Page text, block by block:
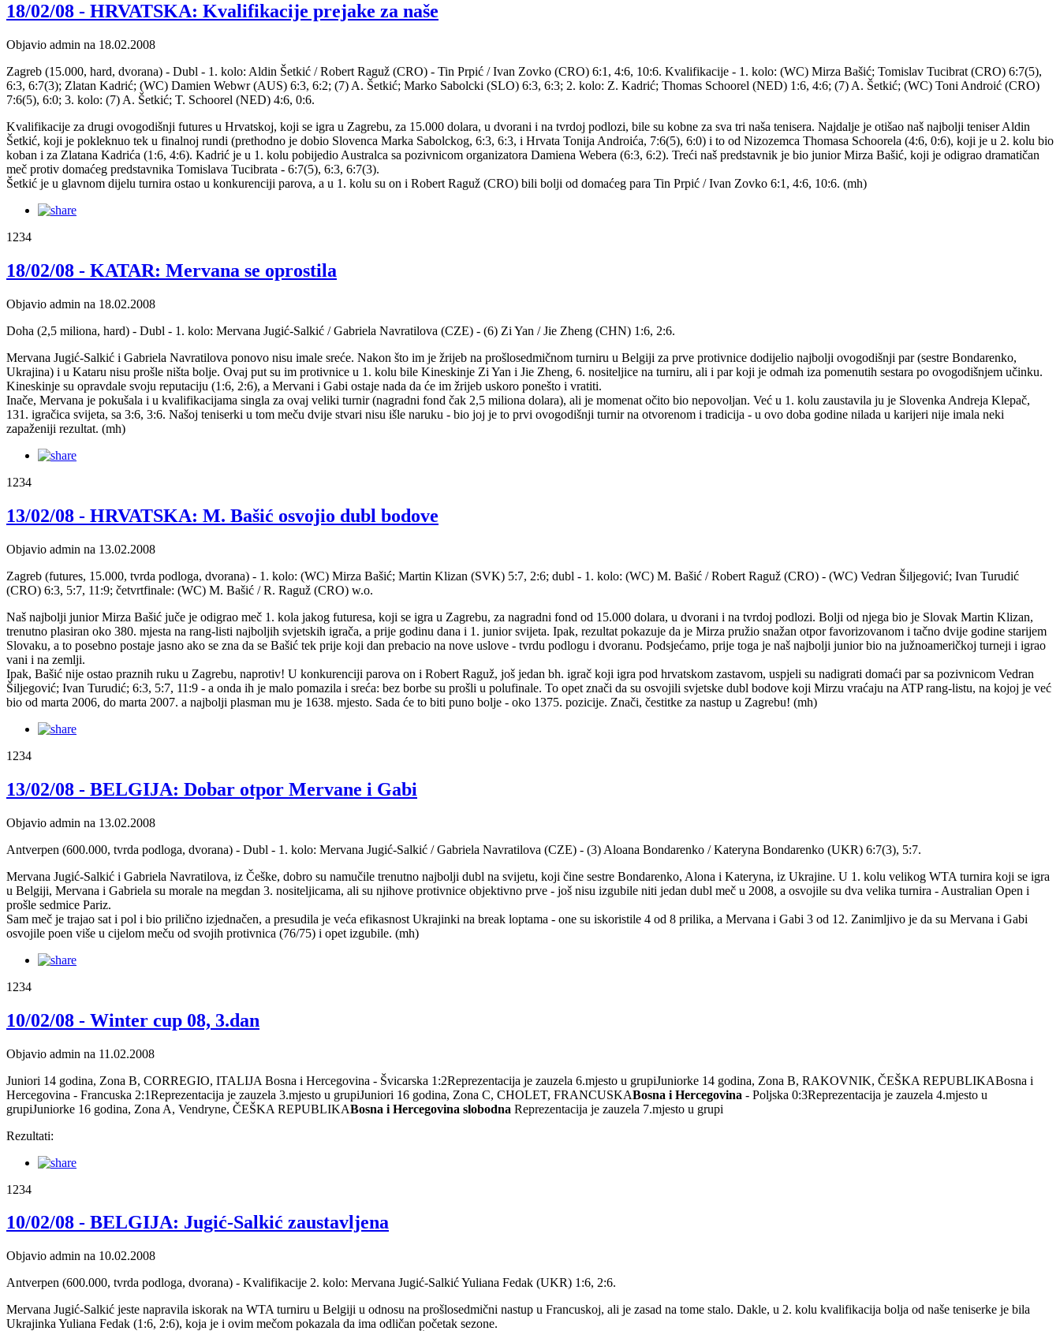
18/02/08 - HRVATSKA: Kvalifikacije prejake za naše
Objavio admin na 18.02.2008
Zagreb (15.000, hard, dvorana) - Dubl - 1. kolo: Aldin Šetkić / Robert Raguž (CRO) - Tin Prpić / Ivan Zovko (CRO) 6:1, 4:6, 10:6. Kvalifikacije - 1. kolo: (WC) Mirza Bašić; Tomislav Tucibrat (CRO) 6:7(5),
6:3, 6:7(3); Zlatan Kadrić; (WC) Damien Webwr (AUS) 6:3, 6:2; (7) A. Šetkić; Marko Sabolcki (SLO) 6:3, 6:3; 2. kolo: Z. Kadrić; Thomas Schoorel (NED) 1:6, 4:6; (7) A. Šetkić; (WC) Toni Androić (CRO)
7:6(5), 6:0; 3. kolo: (7) A. Šetkić; T. Schoorel (NED) 4:6, 0:6.
Kvalifikacije za drugi ovogodišnji futures u Hrvatskoj, koji se igra u Zagrebu, za 15.000 dolara, u dvorani i na tvrdoj podlozi, bile su kobne za sva tri naša tenisera. Najdalje je otišao naš najbolji teniser Aldin
Šetkić, koji je pokleknuo tek u finalnoj rundi (prethodno je dobio Slovenca Marka Sabolckog, 6:3, 6:3, i Hrvata Tonija Androića, 7:6(5), 6:0) i to od Nizozemca Thomasa Schoorela (4:6, 0:6), koji je u 2. kolu bio
koban i za Zlatana Kadrića (1:6, 4:6). Kadrić je u 1. kolu pobijedio Australca sa pozivnicom organizatora Damiena Webera (6:3, 6:2). Treći naš predstavnik je bio junior Mirza Bašić, koji je odigrao dramatičan
meč protiv domaćeg predstavnika Tomislava Tucibrata - 6:7(5), 6:3, 6:7(3).
Šetkić je u glavnom dijelu turnira ostao u konkurenciji parova, a u 1. kolu su on i Robert Raguž (CRO) bili bolji od domaćeg para Tin Prpić / Ivan Zovko 6:1, 4:6, 10:6. (mh)
1234
18/02/08 - KATAR: Mervana se oprostila
Objavio admin na 18.02.2008
Doha (2,5 miliona, hard) - Dubl - 1. kolo: Mervana Jugić-Salkić / Gabriela Navratilova (CZE) - (6) Zi Yan / Jie Zheng (CHN) 1:6, 2:6.
Mervana Jugić-Salkić i Gabriela Navratilova ponovo nisu imale sreće. Nakon što im je žrijeb na prošlosedmičnom turniru u Belgiji za prve protivnice dodijelio najbolji ovogodišnji par (sestre Bondarenko,
Ukrajina) i u Kataru nisu prošle ništa bolje. Ovaj put su im protivnice u 1. kolu bile Kineskinje Zi Yan i Jie Zheng, 6. nositeljice na turniru, ali i par koji je odmah iza pomenutih sestara po ovogodišnjem učinku.
Kineskinje su opravdale svoju reputaciju (1:6, 2:6), a Mervani i Gabi ostaje nada da će im žrijeb uskoro ponešto i vratiti.
Inače, Mervana je pokušala i u kvalifikacijama singla za ovaj veliki turnir (nagradni fond čak 2,5 miliona dolara), ali je momenat očito bio nepovoljan. Već u 1. kolu zaustavila ju je Slovenka Andreja Klepač,
131. igračica svijeta, sa 3:6, 3:6. Našoj teniserki u tom meču dvije stvari nisu išle naruku - bio joj je to prvi ovogodišnji turnir na otvorenom i tradicija - u ovo doba godine nilada u karijeri nije imala neki
zapaženiji rezultat. (mh)
1234
13/02/08 - HRVATSKA: M. Bašić osvojio dubl bodove
Objavio admin na 13.02.2008
Zagreb (futures, 15.000, tvrda podloga, dvorana) - 1. kolo: (WC) Mirza Bašić; Martin Klizan (SVK) 5:7, 2:6; dubl - 1. kolo: (WC) M. Bašić / Robert Raguž (CRO) - (WC) Vedran Šiljegović; Ivan Turudić
(CRO) 6:3, 5:7, 11:9; četvrtfinale: (WC) M. Bašić / R. Raguž (CRO) w.o.
Naš najbolji junior Mirza Bašić juče je odigrao meč 1. kola jakog futuresa, koji se igra u Zagrebu, za nagradni fond od 15.000 dolara, u dvorani i na tvrdoj podlozi. Bolji od njega bio je Slovak Martin Klizan,
trenutno plasiran oko 380. mjesta na rang-listi najboljih svjetskih igrača, a prije godinu dana i 1. junior svijeta. Ipak, rezultat pokazuje da je Mirza pružio snažan otpor favorizovanom i tačno dvije godine starijem
Slovaku, a to posebno postaje jasno ako se zna da se Bašić tek prije koji dan prebacio na nove uslove - tvrdu podlogu i dvoranu. Podsjećamo, prije toga je naš najbolji junior bio na južnoameričkoj turneji i igrao
vani i na zemlji.
Ipak, Bašić nije ostao praznih ruku u Zagrebu, naprotiv! U konkurenciji parova on i Robert Raguž, još jedan bh. igrač koji igra pod hrvatskom zastavom, uspjeli su nadigrati domaći par sa pozivnicom Vedran
Šiljegović; Ivan Turudić; 6:3, 5:7, 11:9 - a onda ih je malo pomazila i sreća: bez borbe su prošli u polufinale. To opet znači da su osvojili svjetske dubl bodove koji Mirzu vraćaju na ATP rang-listu, na kojoj je već
bio od marta 2006, do marta 2007. a najbolji plasman mu je 1638. mjesto. Sada će to biti puno bolje - oko 1375. pozicije. Znači, čestitke za nastup u Zagrebu! (mh)
1234
13/02/08 - BELGIJA: Dobar otpor Mervane i Gabi
Objavio admin na 13.02.2008
Antverpen (600.000, tvrda podloga, dvorana) - Dubl - 1. kolo: Mervana Jugić-Salkić / Gabriela Navratilova (CZE) - (3) Aloana Bondarenko / Kateryna Bondarenko (UKR) 6:7(3), 5:7.
Mervana Jugić-Salkić i Gabriela Navratilova, iz Češke, dobro su namučile trenutno najbolji dubl na svijetu, koji čine sestre Bondarenko, Alona i Kateryna, iz Ukrajine. U 1. kolu velikog WTA turnira koji se igra
u Belgiji, Mervana i Gabriela su morale na megdan 3. nositeljicama, ali su njihove protivnice objektivno prve - još nisu izgubile niti jedan dubl meč u 2008, a osvojile su dva velika turnira - Australian Open i
prošle sedmice Pariz.
Sam meč je trajao sat i pol i bio prilično izjednačen, a presudila je veća efikasnost Ukrajinki na break loptama - one su iskoristile 4 od 8 prilika, a Mervana i Gabi 3 od 12. Zanimljivo je da su Mervana i Gabi
osvojile poen više u cijelom meču od svojih protivnica (76/75) i opet izgubile. (mh)
1234
10/02/08 - Winter cup 08, 3.dan
Objavio admin na 11.02.2008
Juniori 14 godina, Zona B, CORREGIO, ITALIJA Bosna i Hercegovina - Švicarska 1:2Reprezentacija je zauzela 6.mjesto u grupiJuniorke 14 godina, Zona B, RAKOVNIK, ČEŠKA REPUBLIKABosna i
Hercegovina - Francuska 2:1Reprezentacija je zauzela 3.mjesto u grupiJuniori 16 godina, Zona C, CHOLET, FRANCUSKABosna i Hercegovina - Poljska 0:3Reprezentacija je zauzela 4.mjesto u
grupiJuniorke 16 godina, Zona A, Vendryne, ČEŠKA REPUBLIKABosna i Hercegovina slobodna Reprezentacija je zauzela 7.mjesto u grupi
Rezultati:
1234
10/02/08 - BELGIJA: Jugić-Salkić zaustavljena
Objavio admin na 10.02.2008
Antverpen (600.000, tvrda podloga, dvorana) - Kvalifikacije 2. kolo: Mervana Jugić-Salkić Yuliana Fedak (UKR) 1:6, 2:6.
Mervana Jugić-Salkić jeste napravila iskorak na WTA turniru u Belgiji u odnosu na prošlosedmični nastup u Francuskoj, ali je zasad na tome stalo. Dakle, u 2. kolu kvalifikacija bolja od naše teniserke je bila
Ukrajinka Yuliana Fedak (1:6, 2:6), koja je i ovim mečom pokazala da ima odličan početak sezone.